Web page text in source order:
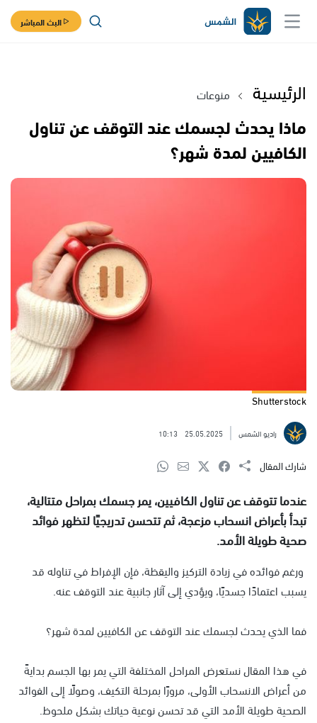
البث المباشر
الرئيسية منوعات
ماذا يحدث لجسمك عند التوقف عن تناول
الكافيين لمدة شهر؟
Shutterstock
راديو الشمس 25.05.2025
10:13
شارك المقال
عندما تتوقف عن تناول الكافيين، يمر جسمك بمراحل متتالية،
تبدأ بأعراض انسحاب مزعجة، ثم تتحسن تدريجيًا لتظهر فوائد
صحية طويلة الأمد.
ورغم فوائده في زيادة التركيز واليقظة، فإن الإفراط في تناوله قد
يسبب اعتمادًا جسديًا، ويؤدي إلى آثار جانبية عند التوقف عنه.
فما الذي يحدث لجسمك عند التوقف عن الكافيين لمدة شهر؟
في هذا المقال نستعرض المراحل المختلفة التي يمر بها الجسم بدايةً
من أعراض الانسحاب الأولى، مرورًا بمرحلة التكيف، وصولًا إلى الفوائد
الصحية طويلة الأمد التي قد تحسن نوعية حياتك بشكل ملحوظ.